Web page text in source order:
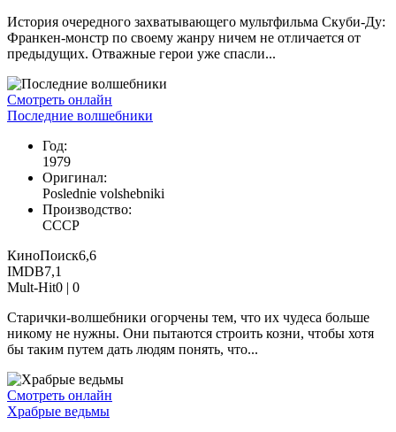
История очередного захватывающего мультфильма Скуби-Ду:
Франкен-монстр по своему жанру ничем не отличается от
предыдущих. Отважные герои уже спасли...
Смотреть онлайн
Последние волшебники
Год:
1979
Оригинал:
Poslednie volshebniki
Производство:
СССР
КиноПоиск6,6
IMDB7,1
Mult-Hit0 | 0
Старички-волшебники огорчены тем, что их чудеса больше
никому не нужны. Они пытаются строить козни, чтобы хотя
бы таким путем дать людям понять, что...
Смотреть онлайн
Храбрые ведьмы